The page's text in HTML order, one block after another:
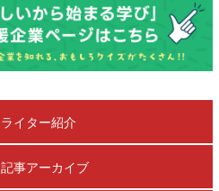
ライター紹介
記事アーカイブ